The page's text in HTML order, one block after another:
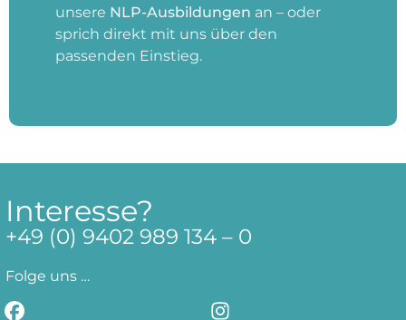
unsere NLP-Ausbildungen an – oder
sprich direkt mit uns über den
passenden Einstieg.
Interesse?
+49 (0) 9402 989 134 – 0
Folge uns …